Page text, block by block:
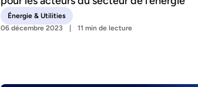
Énergie & Utilities
06 décembre 2023
11 min de lecture